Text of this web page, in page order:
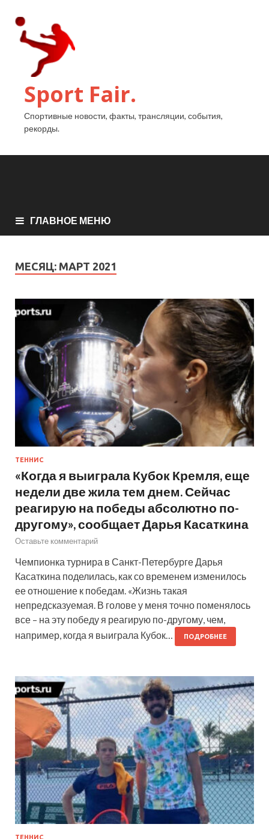
Sport Fair.
Спортивные новости, факты, трансляции, события,
рекорды.
ГЛАВНОЕ МЕНЮ
МЕСЯЦ: МАРТ 2021
ТЕННИС
«Когда я выиграла Кубок Кремля, еще
недели две жила тем днем. Сейчас
реагирую на победы абсолютно по-
другому», сообщает Дарья Касаткина
Оставьте комментарий
Чемпионка турнира в Санкт-Петербурге Дарья
Касаткина поделилась, как со временем изменилось
ее отношение к победам. «Жизнь такая
непредсказуемая. В голове у меня точно поменялось
все – на эту победу я реагирую по-другому, чем,
например, когда я выиграла Кубок…
ПОДРОБНЕЕ
ТЕННИС